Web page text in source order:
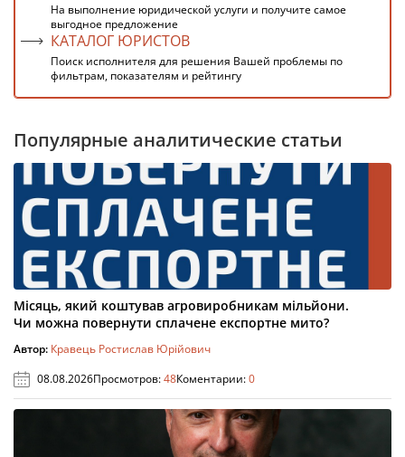
На выполнение юридической услуги и получите самое
выгодное предложение
КАТАЛОГ ЮРИСТОВ
Поиск исполнителя для решения Вашей проблемы по
фильтрам, показателям и рейтингу
Популярные аналитические статьи
Місяць, який коштував агровиробникам мільйони.
Чи можна повернути сплачене експортне мито?
Автор: Кравець Ростислав Юрійович
08.08.2026Просмотров:48Коментарии:0